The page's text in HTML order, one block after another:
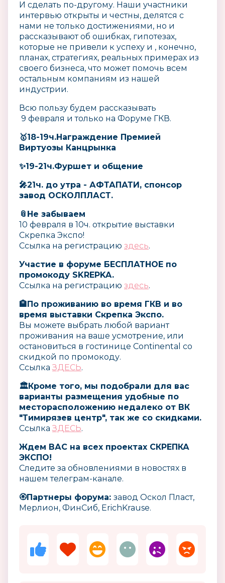
И сделать по-другому. Наши участники
интервью открыты и честны, делятся с
нами не только достижениями, но и
рассказывают об ошибках, гипотезах,
которые не привели к успеху и , конечно,
планах, стратегиях, реальных примерах из
своего бизнеса, что может помочь всем
остальным компаниям из нашей
индустрии.
Всю пользу будем рассказывать
9 февраля и только на Форуме ГКВ.
🥇18-19ч.Награждение Премией
Виртуозы Канцрынка
✨19-21ч.Фуршет и общение
🎤21ч. до утра - АФТАПАТИ, спонсор
завод ОСКОЛПЛАСТ.
📎Не забываем
10 февраля в 10ч. открытие выставки
Скрепка Экспо!
Ссылка на регистрацию здесь.
Участие в форуме БЕСПЛАТНОЕ по
промокоду SKREPKA.
Ссылка на регистрацию здесь.
🏨По проживанию во время ГКВ и во
время выставки Скрепка Экспо.
Вы можете выбрать любой вариант
проживания на ваше усмотрение, или
остановиться в гостинице Continental со
скидкой по промокоду.
СсылкаЗДЕСЬ.
🏛️Кроме того, мы подобрали для вас
варианты размещения удобные по
месторасположению недалеко от ВК
"Тимирязев центр", так же со скидками.
СсылкаЗДЕСЬ.
Ждем ВАС на всех проектах СКРЕПКА
ЭКСПО!
Следите за обновлениями в новостях в
нашем телеграм-канале.
🏵️Партнеры форума: завод Оскол Пласт,
Мерлион, ФинСиб, ErichKrause.